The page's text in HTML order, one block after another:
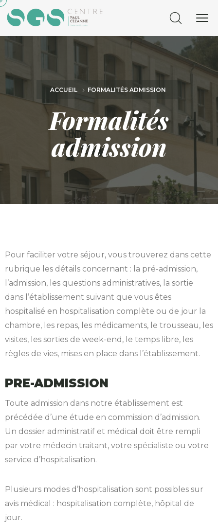
ACCUEIL FORMALITÉS ADMISSION
Formalités
admission
Pour faciliter votre séjour, vous trouverez dans cette
rubrique les détails concernant : la pré-admission,
l’admission, les questions administratives, la sortie
dans l’établissement suivant que vous êtes
hospitalisé en hospitalisation complète ou de jour la
chambre, les repas, les médicaments, le trousseau, les
visites, les sorties de week-end, le temps libre, les
règles de vies, mises en place dans l’établissement.
PRE-ADMISSION
Toute admission dans notre établissement est
précédée d’une étude en commission d’admission.
Un dossier administratif et médical doit être rempli
par votre médecin traitant, votre spécialiste ou votre
service d’hospitalisation.
Plusieurs modes d’hospitalisation sont possibles sur
avis médical : hospitalisation complète, hôpital de
jour.